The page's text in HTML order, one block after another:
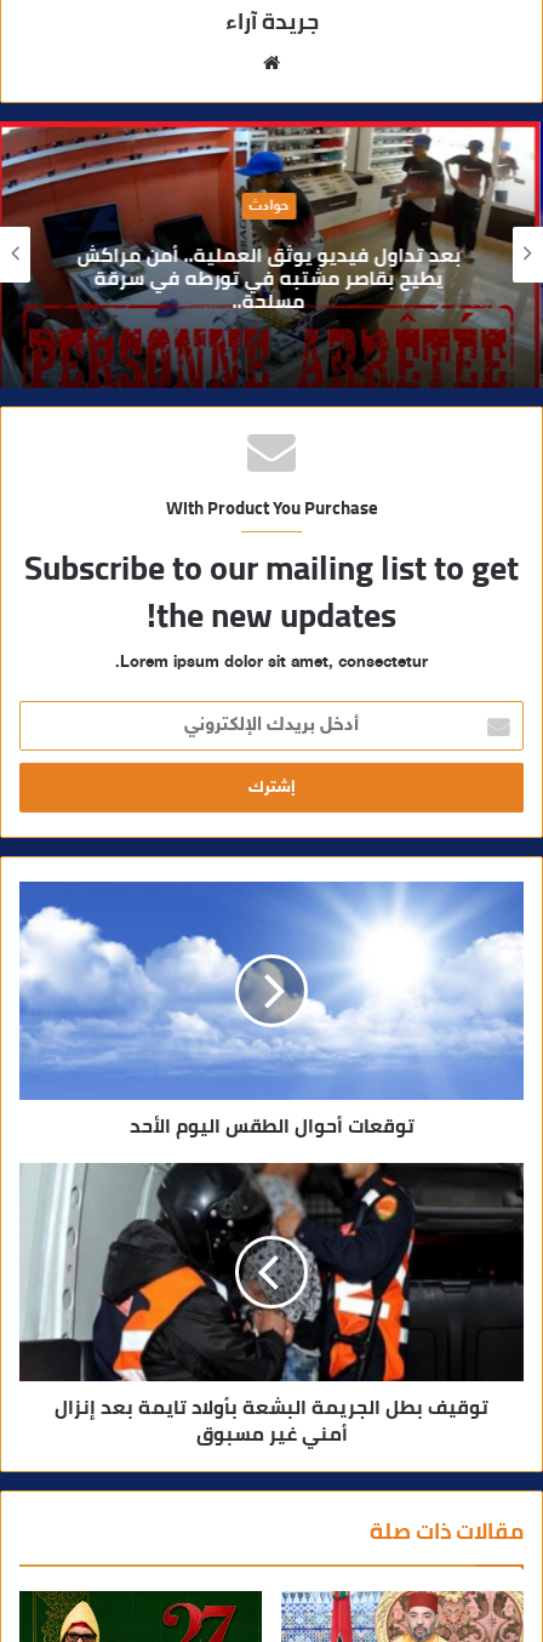
جريدة آراء
ق
ع
ا
ل
و
ي
ب
حوادث
بعد تداول فيديو يوثق العملية.. أمن مراكش
يطيح بقاصر مشتبه في تورطه في سرقة
مسلحة..
With Product You Purchase
Subscribe to our mailing list to get
the new updates!
Lorem ipsum dolor sit amet, consectetur.
خ
ل
ر
ا
ل
ت
و
ن
ي
توقعات أحوال الطقس اليوم الأحد
توقيف بطل الجريمة البشعة بأولاد تايمة بعد إنزال
أمني غير مسبوق
مقالات ذات صلة